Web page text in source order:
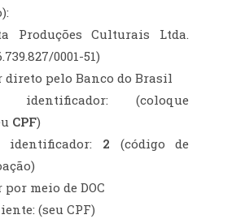
Produções Culturais Ltda.
0001-51)
direto pelo Banco do Brasil
identificador: (coloque
CPF)
identificador: 2 (código de
por meio de DOC
(seu CPF)